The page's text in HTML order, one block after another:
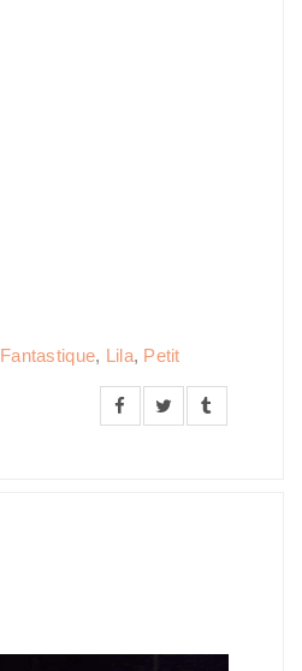
Fantastique, Lila, Petit